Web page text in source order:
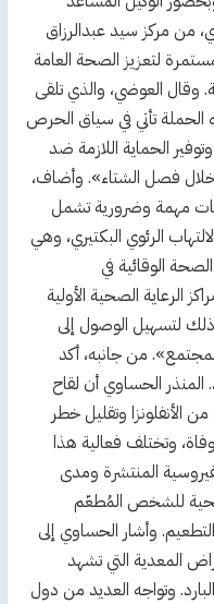
من مركز سيد عبدالرزاق
لتعزيز الصحة العامة
وقال العوضي، والذي تلقى
الحملة تأتي في سياق الحرص
الحماية اللازمة ضد
خلال فصل الشتاء». وأضاف،
مهمة وضرورية تشمل
الرئوي البكتيري، وهي
الصحة الوقائية في
الرعاية الصحية الأولية
لتسهيل الوصول إلى
من جانبه، أكد
الحساوي أن لقاح
من الأنفلونزا وتقليل خطر
وتختلف فعالية هذا
المنتشرة ومدى
للشخص المُطعّم
وأشار الحساوي إلى
المعدية التي تشهد
وتواجه العديد من دول